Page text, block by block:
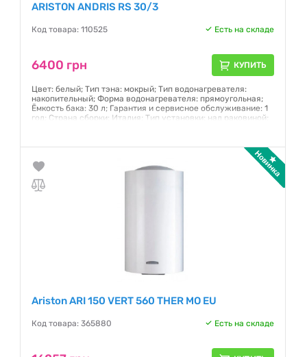
ARISTON ANDRIS RS 30/3
Код товара: 110525 Есть на складе
6400 грн КУПИТЬ
Цвет: белый; Тип тэна: мокрый; Тип водонагревателя:
накопительный; Форма водонагревателя: прямоугольная;
Ёмкость бака: 30 л; Гарантия и сервисное обслуживание: 1
год; Страна сборки: Италия; Тип установки: над раковиной;
Гарантия:12 месяцев
Ariston ARI 150 VERT 560 THER MO EU
Код товара: 365880 Есть на складе